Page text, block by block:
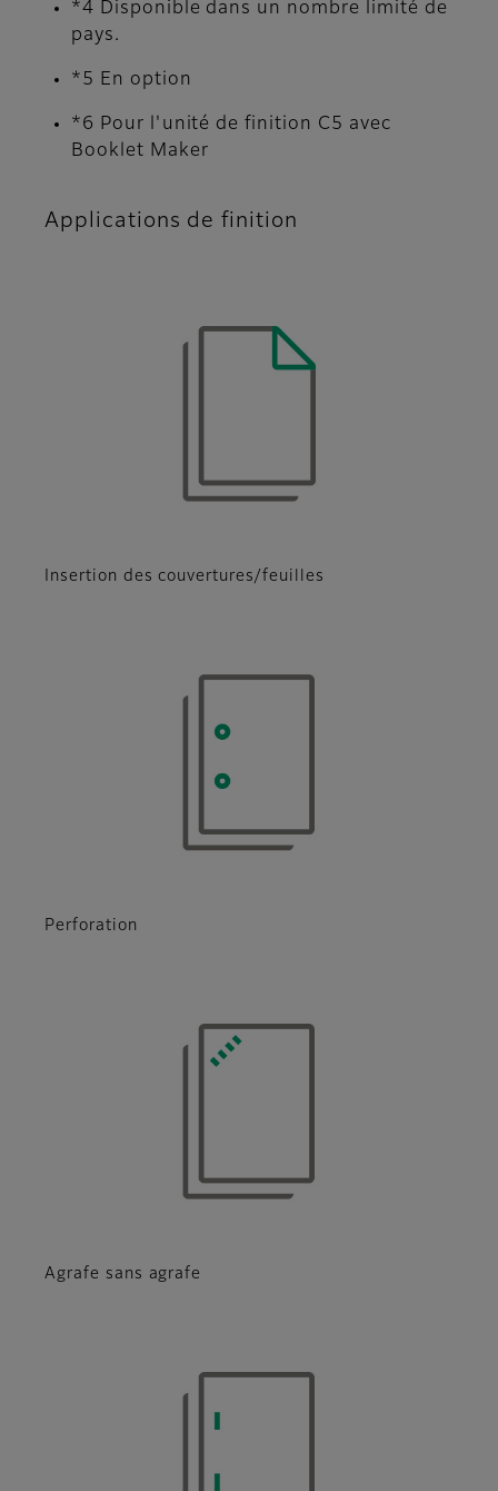
*4 Disponible dans un nombre limité de
pays.
*5 En option
*6 Pour l'unité de finition C5 avec
Booklet Maker
Applications de finition
Insertion des couvertures/feuilles
Perforation
Agrafe sans agrafe